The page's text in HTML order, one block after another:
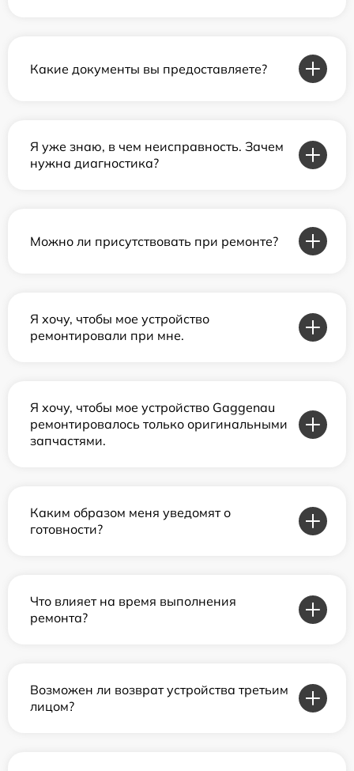
Какие документы вы предоставляете?
Я уже знаю, в чем неисправность. Зачем
нужна диагностика?
Можно ли присутствовать при ремонте?
Я хочу, чтобы мое устройство
ремонтировали при мне.
Я хочу, чтобы мое устройство Gaggenau
ремонтировалось только оригинальными
запчастями.
Каким образом меня уведомят о
готовности?
Что влияет на время выполнения
ремонта?
Возможен ли возврат устройства третьим
лицом?